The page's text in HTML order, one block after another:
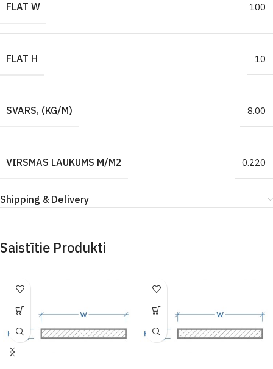
FLAT W
100
FLAT H 10
SVARS, (KG/M) 8.00
VIRSMAS LAUKUMS M/M2 0.220
Shipping & Delivery
Saistītie Produkti